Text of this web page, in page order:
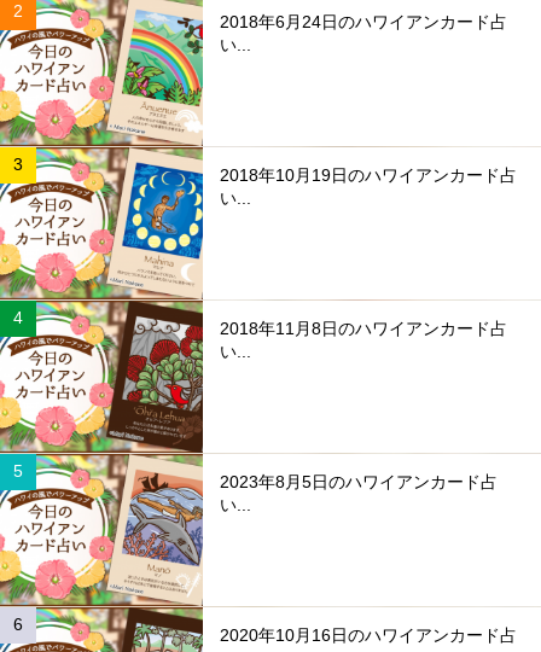
2018年6月24日のハワイアンカード占
い...
2018年10月19日のハワイアンカード占
い...
2018年11月8日のハワイアンカード占
い...
2023年8月5日のハワイアンカード占
い...
2020年10月16日のハワイアンカード占